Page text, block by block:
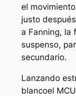
el
justo después
a Fanning, la
suspenso,
secundario.
Lanzando
blancoel